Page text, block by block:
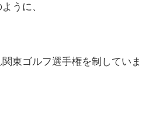
うに、
東ゴルフ選手権を制していま